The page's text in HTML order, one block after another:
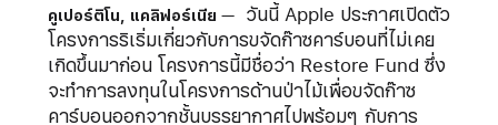
คูเปอร์ติโน, แคลิฟอร์เนีย
วันนี้ Apple ประกาศเปิดตัว
โครงการริเริ่มเกี่ยวกับการขจัดก๊าซคาร์บอนที่ไม่เคย
เกิดขึ้นมาก่อน โครงการนี้มีชื่อว่า Restore Fund ซึ่ง
จะทำการลงทุนในโครงการด้านป่าไม้เพื่อขจัดก๊าซ
คาร์บอนออกจากชั้นบรรยากาศไปพร้อมๆ กับการ